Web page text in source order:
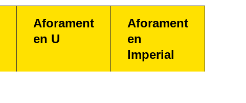
Aforament
en U
Aforament
en
Imperial